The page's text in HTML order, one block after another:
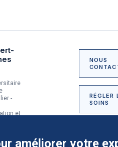
-
et
NOUS
RÉGLER
SOINS
améliorer votre